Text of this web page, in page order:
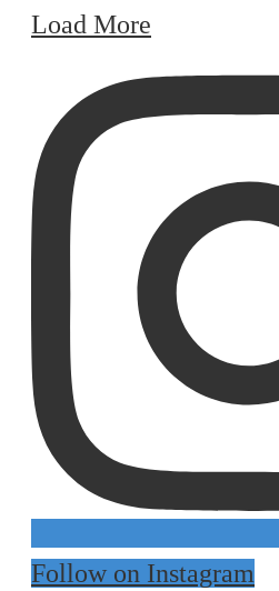
Load More
Follow on Instagram